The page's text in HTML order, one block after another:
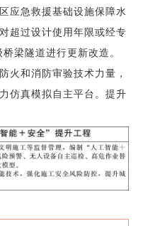
应急救援基础设施保障水
超过设计使用年限或经专
梁隧道进行更新改造。
火和消防审验技术力量，
仿真模拟自主平台。提升